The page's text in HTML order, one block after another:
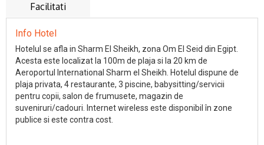
Facilitati
Info Hotel
Hotelul se afla in Sharm El Sheikh, zona Om El Seid din Egipt.
Acesta este localizat la 100m de plaja si la 20 km de
Aeroportul International Sharm el Sheikh. Hotelul dispune de
plaja privata, 4 restaurante, 3 piscine, babysitting/servicii
pentru copii, salon de frumusete, magazin de
suveniruri/cadouri. Internet wireless este disponibil în zone
publice si este contra cost.